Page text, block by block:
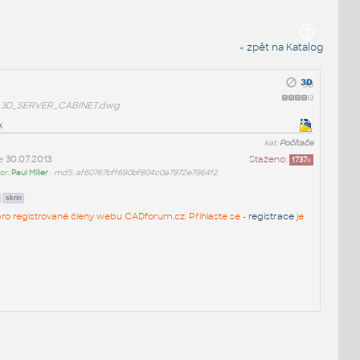
« zpět na Katalog
3D_SERVER_CABINET.dwg
kat:Počítače
Staženo: 1737x
30.07.2013
Paul Miller• md5: af60767bff690bf804c0a7972e7964f2
skrin
registrované členy webu CADforum.cz. Přihlaste se - registraceje